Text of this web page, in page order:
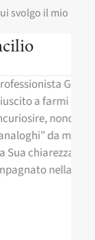
svolgo il mio
conoscere
utilizzati,
e
scelta e